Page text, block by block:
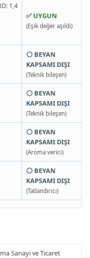
1,4
✅ UYGUN
(Eşik değer aşıldı)
⚪ BEYAN
KAPSAMI DIŞI
(Teknik bileşen)
⚪ BEYAN
KAPSAMI DIŞI
(Teknik bileşen)
⚪ BEYAN
KAPSAMI DIŞI
(Aroma verici)
⚪ BEYAN
KAPSAMI DIŞI
(Tatlandırıcı)
Sanayi ve Ticaret